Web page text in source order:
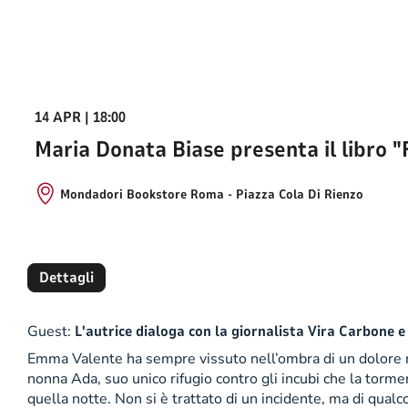
14 APR | 18:00
Maria Donata Biase presenta il libro
Mondadori Bookstore Roma - Piazza Cola Di Rienzo
Dettagli
Guest: L'autrice dialoga con la giornalista Vira Carbone
Emma Valente ha sempre vissuto nell’ombra di un
nonna Ada, suo unico rifugio contro gli incubi che la
quella notte. Non si è trattato di un incidente, ma di